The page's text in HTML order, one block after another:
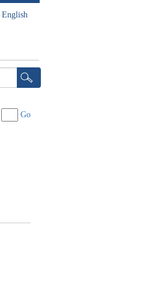
English
Go